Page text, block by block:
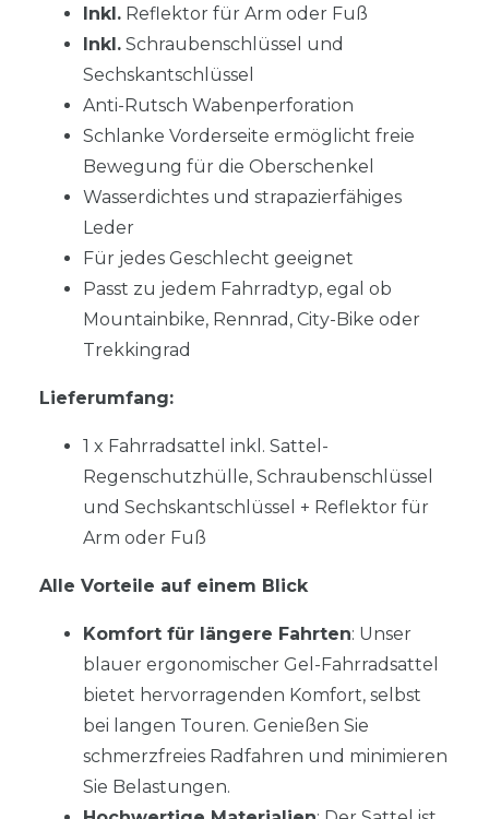
Inkl. Reflektor für Arm oder Fuß
Inkl. Schraubenschlüssel und
Sechskantschlüssel
Anti-Rutsch Wabenperforation
Schlanke Vorderseite ermöglicht freie
Bewegung für die Oberschenkel
Wasserdichtes und strapazierfähiges
Leder
Für jedes Geschlecht geeignet
Passt zu jedem Fahrradtyp, egal ob
Mountainbike, Rennrad, City-Bike oder
Trekkingrad
Lieferumfang:
1 x Fahrradsattel inkl. Sattel-
Regenschutzhülle, Schraubenschlüssel
und Sechskantschlüssel + Reflektor für
Arm oder Fuß
Alle Vorteile auf einem Blick
Komfort für längere Fahrten: Unser
blauer ergonomischer Gel-Fahrradsattel
bietet hervorragenden Komfort, selbst
bei langen Touren. Genießen Sie
schmerzfreies Radfahren und minimieren
Sie Belastungen.